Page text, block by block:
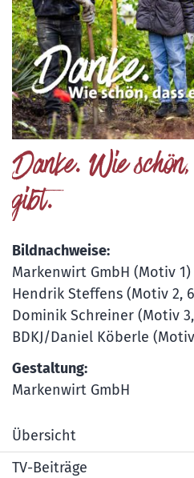
Danke. Wie
gibt.
Bildnachweise:
Markenwirt GmbH (Motiv 1)
Hendrik Steffens (Motiv 2,
Dominik Schreiner (Motiv 3,
BDKJ/Daniel Köberle
Gestaltung:
Markenwirt GmbH
Übersicht
TV-Beiträge